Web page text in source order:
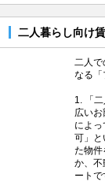
二人暮らし向け
二人
なる「
1. 「
広い
によ
可」と
た物件
か、不
ートで